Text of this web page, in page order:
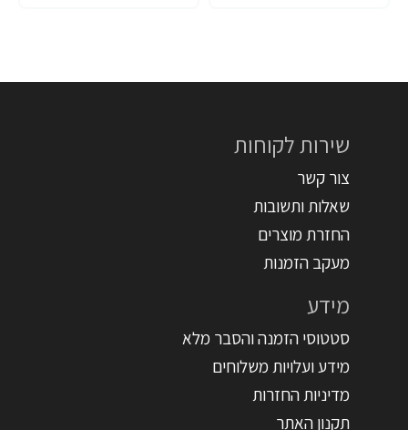
שירות לקוחות
צור קשר
שאלות ותשובות
החזרת מוצרים
מעקב הזמנות
מידע
סטטוסי הזמנה והסבר מלא
מידע ועלויות משלוחים
מדיניות החזרות
תקנון האתר